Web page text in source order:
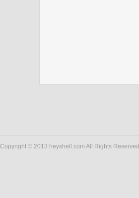
Copyright © 2013 heyshell.com All Rights Reserved